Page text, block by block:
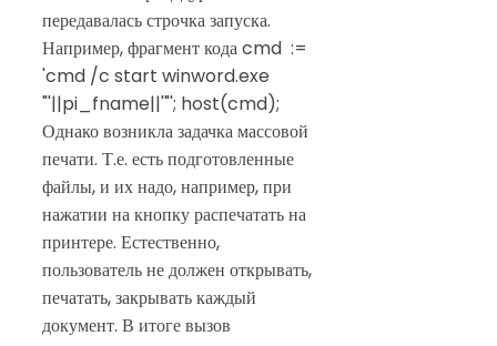
передавалась строчка запуска.
Например, фрагмент кода cmd :=
'cmd /c start winword.exe
"'||pi_fname||'"'; host(cmd);
Однако возникла задачка массовой
печати. Т.е. есть подготовленные
файлы, и их надо, например, при
нажатии на кнопку распечатать на
принтере. Естественно,
пользователь не должен открывать,
печатать, закрывать каждый
документ. В итоге вызов